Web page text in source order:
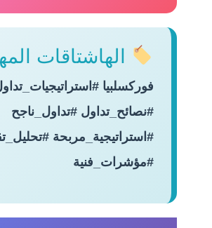
الهاشتاقات
فوركسلبيا
#نصائح_تداول #تداول_ناجح
#استراتيجية_مربحة
#مؤشرات_فنية